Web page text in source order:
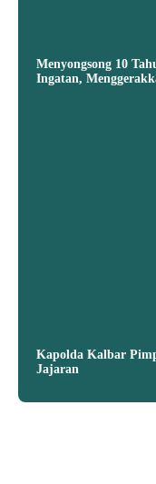
Menyongsong 10
Ingatan,
Kapolda Kalbar
Jajaran